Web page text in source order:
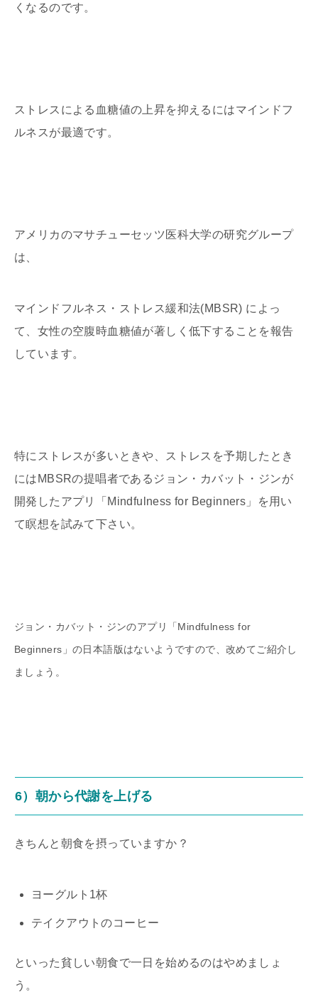
くなるのです。
ストレスによる血糖値の上昇を抑えるにはマインドフ
ルネスが最適です。
アメリカのマサチューセッツ医科大学の研究グループ
は、
マインドフルネス・ストレス緩和法(MBSR) によっ
て、女性の空腹時血糖値が著しく低下することを報告
しています。
特にストレスが多いときや、ストレスを予期したとき
にはMBSRの提唱者であるジョン・カバット・ジンが
開発したアプリ「Mindfulness for Beginners」を用い
て瞑想を試みて下さい。
ジョン・カバット・ジンのアプリ「Mindfulness for
Beginners」の日本語版はないようですので、改めてご紹介し
ましょう。
6）朝から代謝を上げる
きちんと朝食を摂っていますか？
ヨーグルト1杯
テイクアウトのコーヒー
といった貧しい朝食で一日を始めるのはやめましょ
う。